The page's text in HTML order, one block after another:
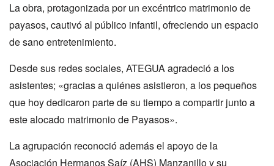
La obra, protagonizada por un excéntrico matrimonio de
payasos, cautivó al público infantil, ofreciendo un espacio
de sano entretenimiento.
Desde sus redes sociales, ATEGUA agradeció a los
asistentes; «gracias a quiénes asistieron, a los pequeños
que hoy dedicaron parte de su tiempo a compartir junto a
este alocado matrimonio de Payasos».
La agrupación reconoció además el apoyo de la
Asociación Hermanos Saíz (AHS) Manzanillo y su